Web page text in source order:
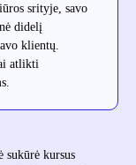
srityje, savo
didelį
klientų.
atlikti
kursus